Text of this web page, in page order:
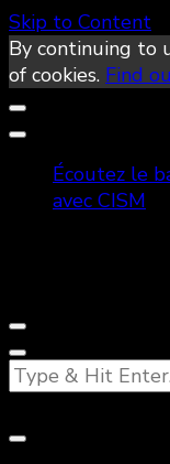
Skip to Content
By continuing to
of cookies. Find
Écoutez le
avec CISM
Looking
for